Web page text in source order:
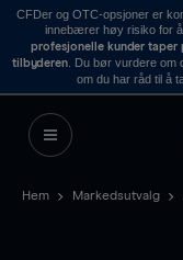
CFDer og OTC-opsjoner er
innebærer høy risiko for å
profesjonelle kunder taper
tilbyderen . Du bør vurdere
om du har råd til å
Hem Markedsutvalg